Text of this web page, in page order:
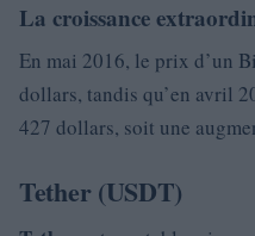
La croissance
En mai 2016, le prix d’un
dollars, tandis qu’en avril
427 dollars, soit une
Tether (USDT)